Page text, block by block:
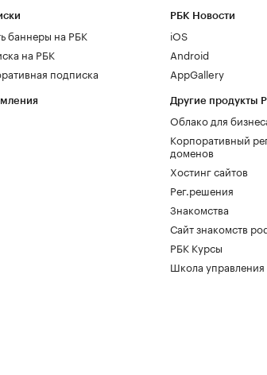
баннеры на РБК
на РБК
подписка
РБК Новости
iOS
Android
AppGallery
Другие продукты
Облако для
Корпоративный
доменов
Хостинг сайтов
Рег.решения
Знакомства
Сайт знакомств
РБК Курсы
Школа